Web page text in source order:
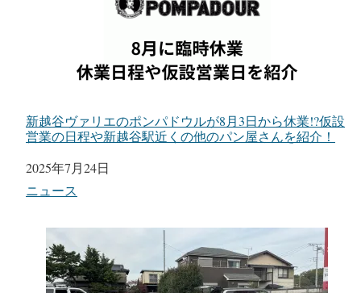
新越谷ヴァリエのポンパドウルが8月3日から休業!?仮設
営業の日程や新越谷駅近くの他のパン屋さんを紹介！
日付
2025年7月24日
関連理由
ニュース